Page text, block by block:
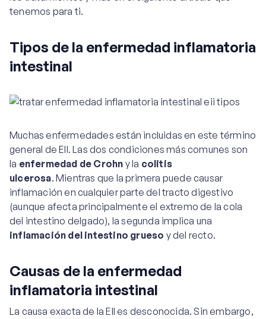
tenemos para ti.
Tipos de la enfermedad inflamatoria
intestinal
Muchas enfermedades están incluidas en este término
general de EII. Las dos condiciones más comunes son
la enfermedad de Crohn y la colitis
ulcerosa. Mientras que la primera puede causar
inflamación en cualquier parte del tracto digestivo
(aunque afecta principalmente el extremo de la cola
del intestino delgado), la segunda implica una
inflamación del intestino grueso y del recto.
Causas de la enfermedad
inflamatoria intestinal
La causa exacta de la EII es desconocida. Sin embargo,